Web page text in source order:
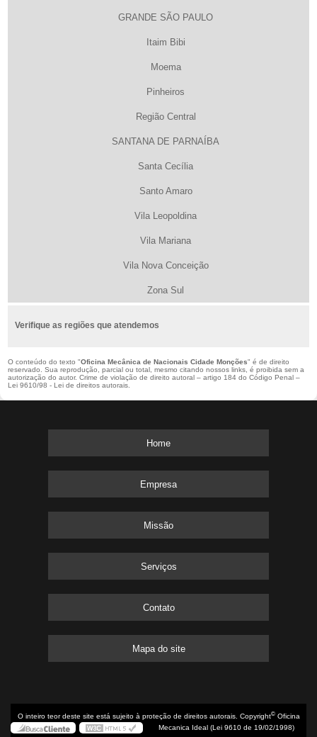
GRANDE SÃO PAULO
Itaim Bibi
Moema
Pinheiros
Região Central
SANTANA DE PARNAÍBA
Santa Cecília
Santo Amaro
Vila Leopoldina
Vila Mariana
Vila Nova Conceição
Zona Sul
Verifique as regiões que atendemos
O conteúdo do texto "Oficina Mecânica de Nacionais Cidade Monções" é de direito
reservado. Sua reprodução, parcial ou total, mesmo citando nossos links, é proibida sem a
autorização do autor. Crime de violação de direito autoral – artigo 184 do Código Penal –
Lei 9610/98 - Lei de direitos autorais
Home
Empresa
Missão
Serviços
Contato
Mapa do site
O inteiro teor deste site está sujeito à proteção de direitos autorais. Copyright©Oficina
Mecanica Ideal (Lei 9610 de 19/02/1998)